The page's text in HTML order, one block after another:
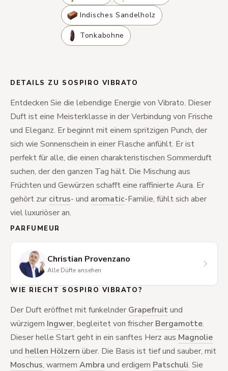
Indisches Sandelholz
Tonkabohne
DETAILS ZU SOSPIRO VIBRATO
Entdecken Sie die lebendige Energie von Vibrato. Dieser
Duft ist eine Meisterklasse in der Verbindung von Frische
und Eleganz. Er beginnt mit einem spritzigen Punch, der
sich wie Sonnenschein in einer Flasche anfühlt. Er ist
perfekt für alle, die einen charakteristischen Sommerduft
suchen, der den ganzen Tag hält. Die Mischung aus
Früchten und Gewürzen schafft eine raffinierte Aura. Er
gehört zur citrus- und aromatic-Familie, fühlt sich aber
viel luxuriöser an.
PARFUMEUR
Christian Provenzano
Alle Düfte ansehen
WIE RIECHT SOSPIRO VIBRATO?
Der Duft eröffnet mit funkelnder Grapefruitund
würzigem Ingwer, begleitet von frischer Bergamotte.
Dieser helle Start geht in ein sanftes Herz aus Magnolie
und hellen Hölzern über. Die Basis ist tief und sauber, mit
Moschus, warmem Ambra und erdigem Patschuli. Sie